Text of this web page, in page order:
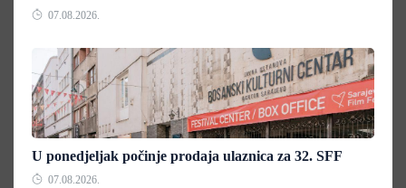
07.08.2026.
U ponedjeljak počinje prodaja ulaznica za 32. SFF
07.08.2026.